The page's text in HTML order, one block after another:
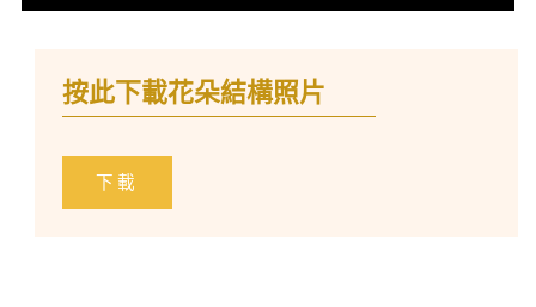
按此下載花朵結構照片
下載